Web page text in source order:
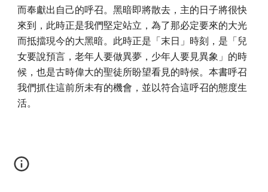
而奉獻出自己的呼召。黑暗即將散去，主的日子將很快
來到，此時正是我們堅定站立，為了那必定要來的大光
而抵擋現今的大黑暗。此時正是「末日」時刻，是「兒
女要說預言，老年人要做異夢，少年人要見異象」的時
候，也是古時偉大的聖徒所盼望看見的時候。本書呼召
我們抓住這前所未有的機會，並以符合這呼召的態度生
活。